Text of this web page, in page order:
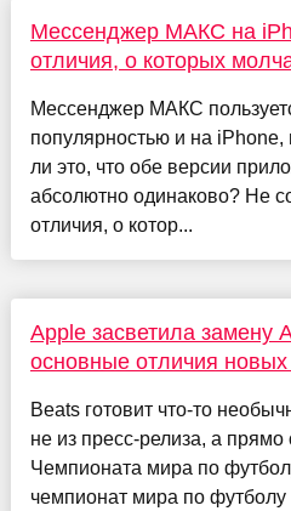
Мессенджер МАКС на
отличия, о которых
Мессенджер МАКС
популярностью и на
ли это, что обе версии
абсолютно одинаково? Не
отличия, о котор...
Apple засветила замену
основные отличия
Beats готовит что-то
не из пресс-релиза, а
Чемпионата мира по
чемпионат мира по